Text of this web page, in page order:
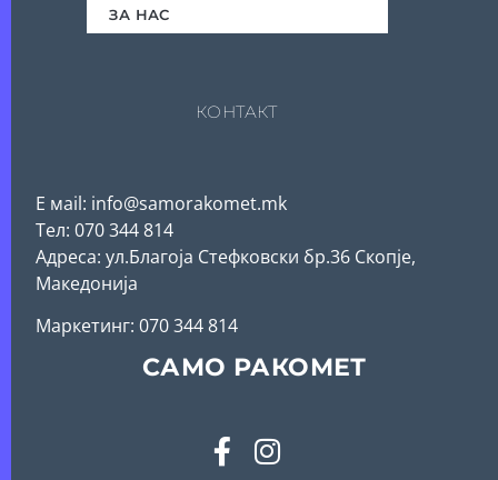
ЗА НАС
КОНТАКТ
Е мail: info@samorakomet.mk
Тел: 070 344 814
Адреса: ул.Благоја Стефковски бр.36 Скопје,
Македонија
Mаркетинг: 070 344 814
САМО РАКОМЕТ